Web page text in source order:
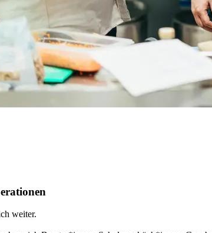
weiter.